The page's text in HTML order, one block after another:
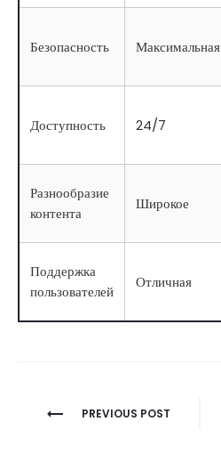
Безопасность Максимальная
Доступность 24/7
Разнообразие
контента
Широкое
Поддержка
пользователей
Отличная
Berichtnavigatie
PREVIOUS POST